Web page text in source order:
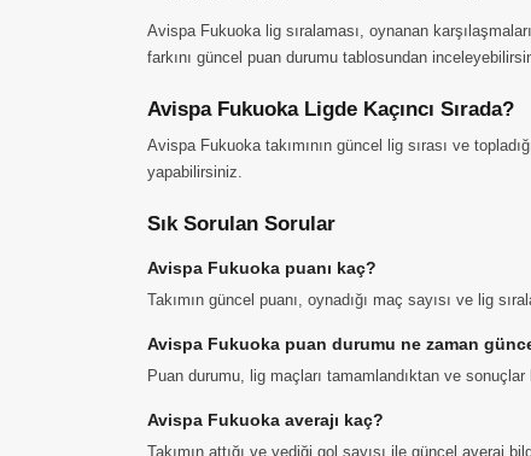
Avispa Fukuoka lig sıralaması, oynanan
farkını güncel puan durumu tablosundan
Avispa Fukuoka Ligde Kaçıncı Sırada?
Avispa Fukuoka takımının güncel lig sırası ve
yapabilirsiniz.
Sık Sorulan Sorular
Avispa Fukuoka puanı kaç?
Takımın güncel puanı, oynadığı maç sayısı ve lig
Avispa Fukuoka puan durumu ne zaman
Puan durumu, lig maçları tamamlandıktan ve
Avispa Fukuoka averajı kaç?
Takımın attığı ve yediği gol sayısı ile güncel averaj